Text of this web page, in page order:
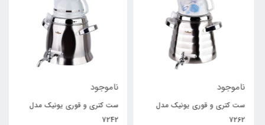
ناموجود
ست کتری و قوری یونیک مدل
7262
ناموجود
ست کتری و قوری یونیک مدل
7242